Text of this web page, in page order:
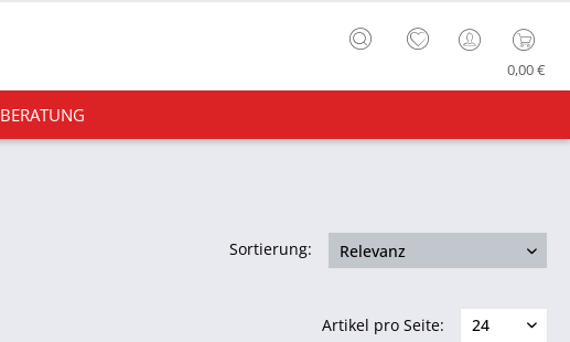
0,00 €
Sortierung:
Artikel pro Seite: